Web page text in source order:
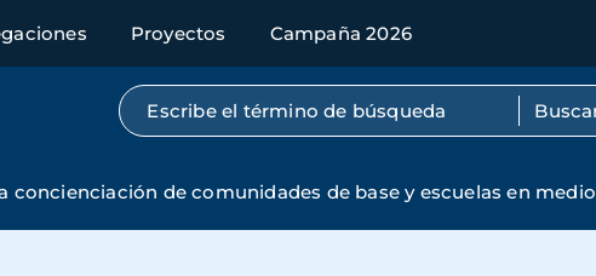
Proyectos Campaña 2026
Búsqueda por texto completo
concienciación de comunidades de base y escuelas en